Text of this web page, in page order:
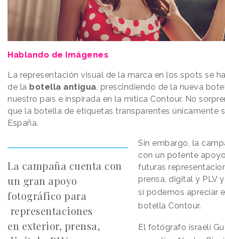
Hablando de Imágenes
La representación visual de la marca en los spots se
de la botella antigua, prescindiendo de la nueva
nuestro país e inspirada en la mítica Contour. No
que la botella de etiquetas transparentes únicamente
España.
La campaña cuenta con
un gran apoyo
fotográfico para
representaciones
en exterior, prensa,
Sin embargo, la
con un potente
futuras
prensa, digital y PLV
sí podemos apreciar
botella Contour.
El fotógrafo israelí